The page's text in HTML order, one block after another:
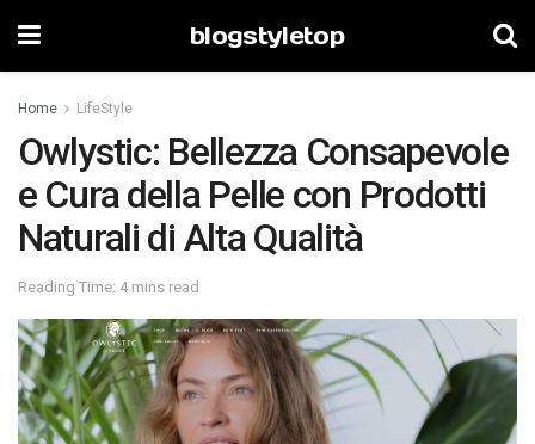
blogstyletop
Home LifeStyle
Owlystic: Bellezza Consapevole
e Cura della Pelle con Prodotti
Naturali di Alta Qualità
Reading Time: 4 mins read